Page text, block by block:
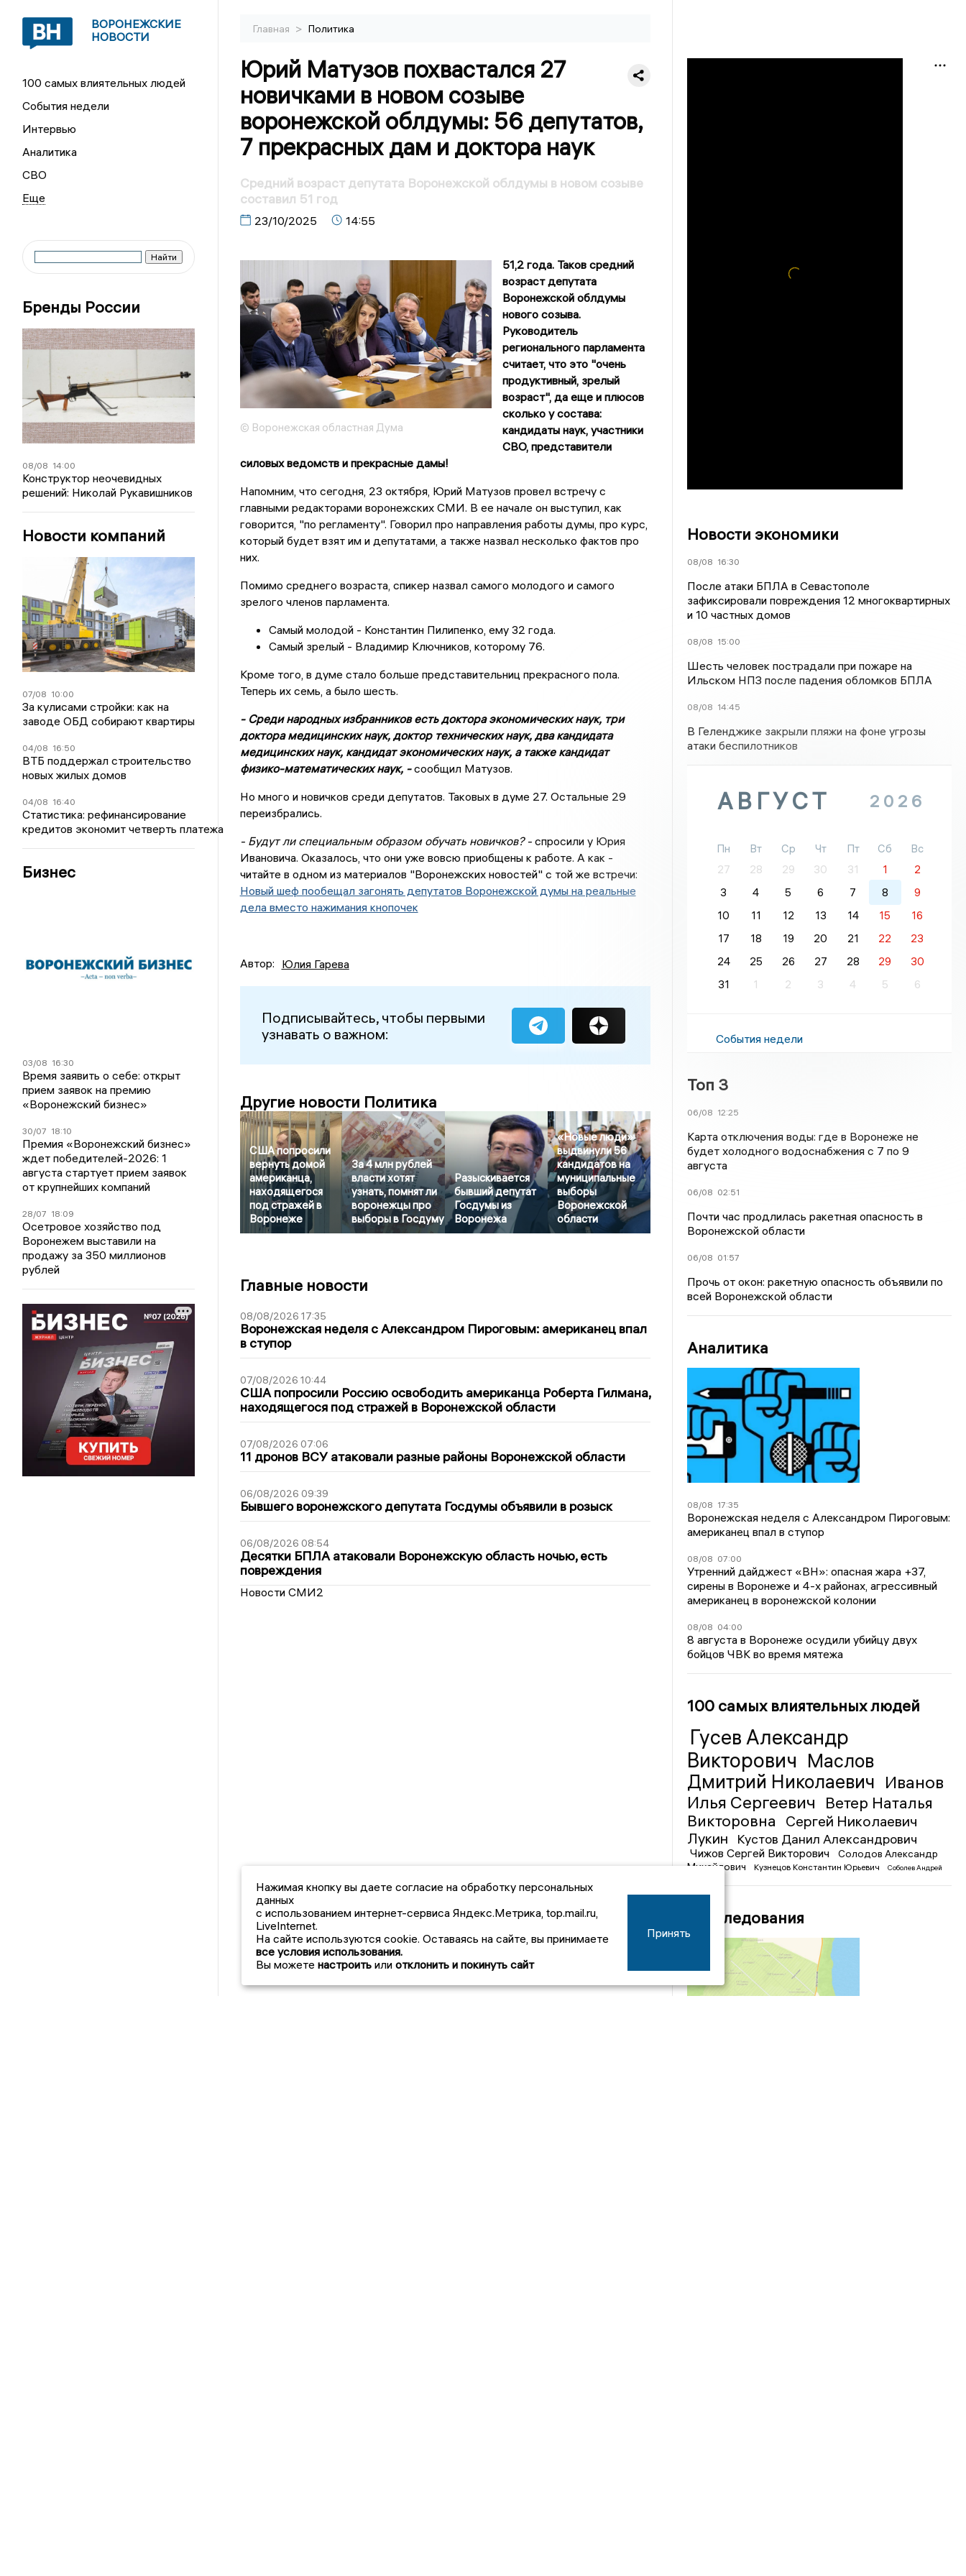
ВОРОНЕЖСКИЕ
НОВОСТИ
100 самых влиятельных людей
События недели
Интервью
Аналитика
СВО
Бренды России
08/08 14:00
Конструктор неочевидных
решений: Николай Рукавишников
Новости компаний
07/08 10:00
За кулисами стройки: как на
заводе ОБД собирают квартиры
04/08 16:50
ВТБ поддержал строительство
новых жилых домов
04/08 16:40
Статистика: рефинансирование
кредитов экономит четверть платежа
Бизнес
03/08 16:30
Время заявить о себе: открыт
прием заявок на премию
«Воронежский бизнес»
30/07 18:10
Премия «Воронежский бизнес»
ждет победителей-2026: 1
августа стартует прием заявок
от крупнейших компаний
28/07 18:09
Осетровое хозяйство под
Воронежем выставили на
продажу за 350 миллионов
рублей
Главная > Политика
Юрий Матузов похвастался 27
новичками в новом созыве
воронежской облдумы: 56 депутатов,
7 прекрасных дам и доктора наук
Средний возраст депутата Воронежской облдумы в новом созыве
составил 51 год
23/10/2025 14:55
© Воронежская областная Дума
51,2 года. Таков средний
возраст депутата
Воронежской облдумы
нового созыва.
Руководитель
регионального парламента
считает, что это "очень
продуктивный, зрелый
возраст", да еще и плюсов
сколько у состава:
кандидаты наук, участники
СВО, представители
силовых ведомств и прекрасные дамы!
Напомним, что сегодня, 23 октября, Юрий Матузов провел встречу с
главными редакторами воронежских СМИ. В ее начале он выступил, как
говорится, "по регламенту". Говорил про направления работы думы, про курс,
который будет взят им и депутатами, а также назвал несколько фактов про
них.
Помимо среднего возраста, спикер назвал самого молодого и самого
зрелого членов парламента.
Самый молодой - Константин Пилипенко, ему 32 года.
Самый зрелый - Владимир Ключников, которому 76.
Кроме того, в думе стало больше представительниц прекрасного пола.
Теперь их семь, а было шесть.
- Среди народных избранников есть доктора экономических наук, три
доктора медицинских наук, доктор технических наук, два кандидата
медицинских наук, кандидат экономических наук, а также кандидат
физико-математических наук, -сообщил Матузов.
Но много и новичков среди депутатов. Таковых в думе 27. Остальные 29
переизбрались.
- Будут ли специальным образом обучать новичков? -спросили у Юрия
Ивановича. Оказалось, что они уже вовсю приобщены к работе. А как -
читайте в одном из материалов "Воронежских новостей" с той же встречи:
Новый шеф пообещал загонять депутатов Воронежской думы на реальные
дела вместо нажимания кнопочек
Автор: Юлия Гарева
Подписывайтесь, чтобы первыми
узнавать о важном:
Другие новости Политика
США попросили
вернуть домой
американца,
находящегося
под стражей в
Воронеже
За 4 млн рублей
власти хотят
узнать, помнят ли
воронежцы про
выборы в Госдуму
Разыскивается
бывший депутат
Госдумы из
Воронежа
«Новые люди»
выдвинули 56
кандидатов на
муниципальные
выборы
Воронежской
области
Главные новости
08/08/2026 17:35
Воронежская неделя с Александром Пироговым: американец впал
в ступор
07/08/2026 10:44
США попросили Россию освободить американца Роберта Гилмана,
находящегося под стражей в Воронежской области
07/08/2026 07:06
11 дронов ВСУ атаковали разные районы Воронежской области
06/08/2026 09:39
Бывшего воронежского депутата Госдумы объявили в розыск
06/08/2026 08:54
Десятки БПЛА атаковали Воронежскую область ночью, есть
повреждения
Новости СМИ2
Новости экономики
08/08 16:30
После атаки БПЛА в Севастополе
зафиксировали повреждения 12 многоквартирных
и 10 частных домов
08/08 15:00
Шесть человек пострадали при пожаре на
Ильском НПЗ после падения обломков БПЛА
08/08 14:45
В Геленджике закрыли пляжи на фоне угрозы
атаки беспилотников
АВГУСТ 2026
Пн Вт Ср Чт Пт Сб
Вс
27
28 29 30 31 1
2
3
4 5 6 7 8
9
10
11 12 13 14 15
16
17
18 19 20 21 22
23
24
25 26 27 28 29
30
31
1 2 3 4 5 6
События недели
Топ 3
06/08 12:25
Карта отключения воды: где в Воронеже не
будет холодного водоснабжения с 7 по 9
августа
06/08 02:51
Почти час продлилась ракетная опасность в
Воронежской области
06/08 01:57
Прочь от окон: ракетную опасность объявили по
всей Воронежской области
Аналитика
08/08 17:35
Воронежская неделя с Александром Пироговым:
американец впал в ступор
08/08 07:00
Утренний дайджест «ВН»: опасная жара +37,
сирены в Воронеже и 4-х районах, агрессивный
американец в воронежской колонии
08/08 04:00
8 августа в Воронеже осудили убийцу двух
бойцов ЧВК во время мятежа
100 самых влиятельных людей
Гусев Александр
Викторович Маслов
Дмитрий Николаевич Иванов
Илья Сергеевич
Ветер Наталья
Викторовна
Сергей Николаевич
Лукин
Кустов Данил Александрович
Чижов Сергей Викторович
Солодов Александр
Михайлович
Кузнецов Константин Юрьевич
Соболев Андрей
Расследования
Нажимая кнопку вы даете согласие на обработку персональных
данных
с использованием интернет-сервиса Яндекс.Метрика, top.mail.ru,
LiveInternet.
На сайте используются cookie. Оставаясь на сайте, вы принимаете
все условия использования.
Вы можете настроить или отклонить и покинуть сайт
Принять